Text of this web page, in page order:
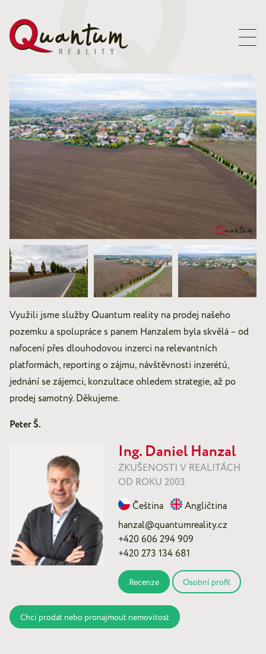
Využili jsme služby Quantum reality na prodej našeho
pozemku a spolupráce s panem Hanzalem byla skvělá – od
nafocení přes dlouhodovou inzerci na relevantních
platformách, reporting o zájmu, návštěvnosti inzerétú,
jednání se zájemci, konzultace ohledem strategie, až po
prodej samotný. Děkujeme.
Peter Š.
Ing. Daniel Hanzal
ZKUŠENOSTI V REALITÁCH
OD ROKU 2003
Čeština
Angličtina
hanzal@quantumreality.cz
+420 606 294 909
+420 273 134 681
Recenze Osobní profil
Chci prodat nebo pronajmout nemovitost